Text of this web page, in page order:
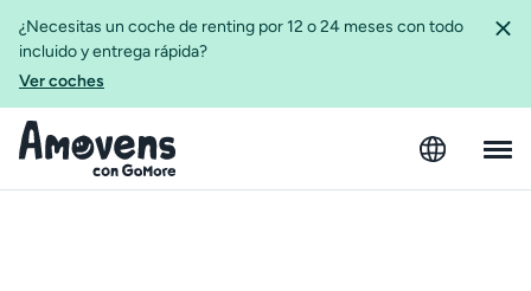
¿Necesitas un coche de renting por 12 o 24 meses con todo
incluido y entrega rápida?
Ver coches